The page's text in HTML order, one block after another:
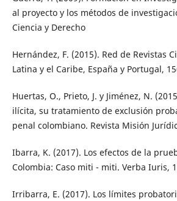
al proyecto y los métodos de
Ciencia y Derecho
Hernández, F. (2015). Red de Revistas
Latina y el Caribe, España y Portugal,
Huertas, O., Prieto, J. y Jiménez, N.
ilícita, su tratamiento de exclusión
penal colombiano. Revista Misión
Ibarra, K. (2017). Los efectos de la
Colombia: Caso miti - miti. Verba Iuris,
Irribarra, E. (2017). Los límites